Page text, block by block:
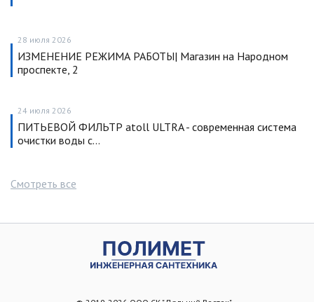
28 июля 2026
ИЗМЕНЕНИЕ РЕЖИМА РАБОТЫ| Магазин на Народном
проспекте, 2
24 июля 2026
ПИТЬЕВОЙ ФИЛЬТР atoll ULTRA - современная система
очистки воды с…
Смотреть все